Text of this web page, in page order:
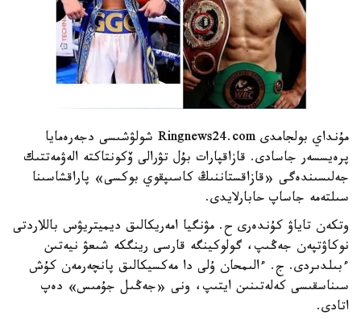
مۇنداي بولجامدى Ringnews24.com شولۋشىسى دجەرەمايا
پرەيسسەر جاسادى. قازاقپارات بۇل تۋرالى ۆكونتاكتە الەۋمەتتىك
جەلىسىندەگى «قازاقستاننىڭ كاسىپقوي بوكسى» پاراقشاسىنا
سىلتەمە جاساپ حابارلايدى.
وتكەن تاياۋ كۇندەرى ح. مۋنگيا امەريكالىق ديميتريۋس باللاردتى
نوكاۋتپەن جەڭىپ، گولوكينگە قارسى رينگكە شىعۋ نيەتىن
ءبىلدىردى. ج. ءالىمحان ۇلى دا مەكسيكالىق پانچەرمەن كۇش
سىناسقىسى كەلەتىنىن ايتىپ، ونى «جەڭىل جۇمىس» دەپ
اتادى.